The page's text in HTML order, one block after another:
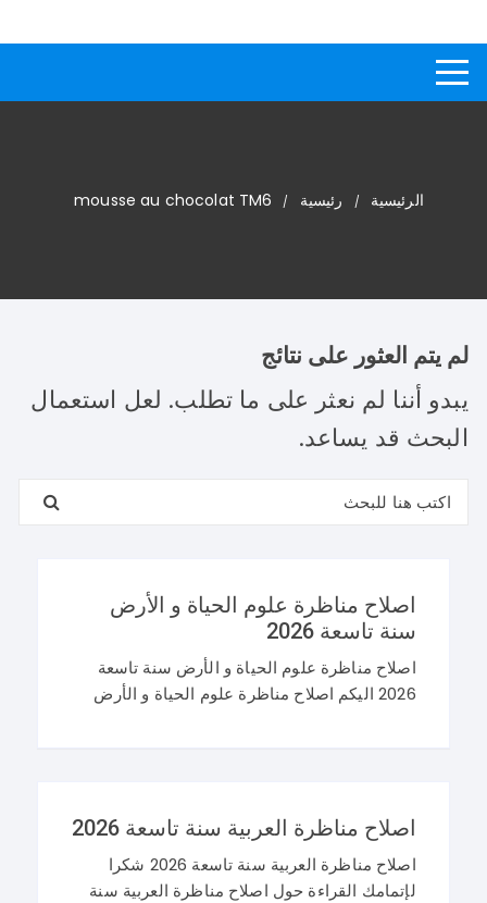
المحتوى
الرئيسية رئيسية mousse au chocolat TM6
لم يتم العثور على نتائج
يبدو أننا لم نعثر على ما تطلب. لعل استعمال
البحث قد يساعد.
البحث عن:
اصلاح مناظرة علوم الحياة و الأرض
سنة تاسعة 2026
اصلاح مناظرة علوم الحياة و الأرض سنة تاسعة
2026 اليكم اصلاح مناظرة علوم الحياة و الأرض
اصلاح مناظرة العربية سنة تاسعة 2026
اصلاح مناظرة العربية سنة تاسعة 2026 شكرا
لإتمامك القراءة حول اصلاح مناظرة العربية سنة